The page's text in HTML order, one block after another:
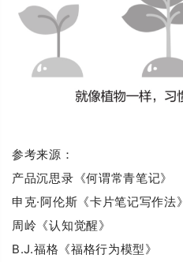
参考来源：
产品沉思录《何谓常青笔记》
申克·阿伦斯《卡片笔记写作法》
周岭《认知觉醒》
B.J.福格《福格行为模型》